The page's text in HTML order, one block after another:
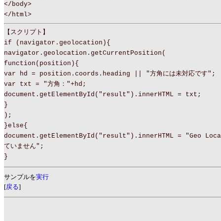
</body>
</html>
【スクリプト】
if (navigator.geolocation){
navigator.geolocation.getCurrentPosition(
function(position){
var hd = position.coords.heading || "方角には未対応です";
var txt = "方角："+hd;
document.getElementById("result").innerHTML = txt;
}
);
}else{
document.getElementById("result").innerHTML = "Geo
ていません";
}
サンプルを実行
[戻る]